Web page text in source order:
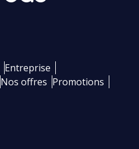
Entreprise
Nos offres Promotions